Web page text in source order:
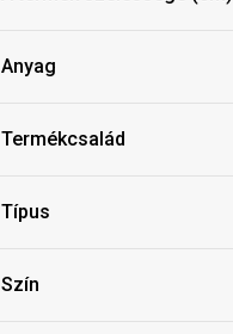
Anyag
Termékcsalád
Típus
Szín